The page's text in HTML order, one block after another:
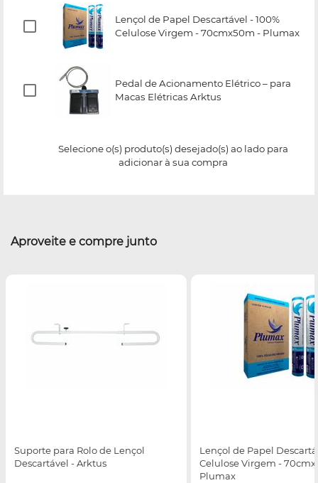
Lençol de Papel Descartável - 100%
Celulose Virgem - 70cmx50m - Plumax
Pedal de Acionamento Elétrico – para
Macas Elétricas Arktus
Selecione o(s) produto(s) desejado(s) ao lado para
adicionar à sua compra
Aproveite e compre junto
Suporte para Rolo de Lençol
Descartável - Arktus
Lençol de Papel
Celulose Virgem -
Plumax